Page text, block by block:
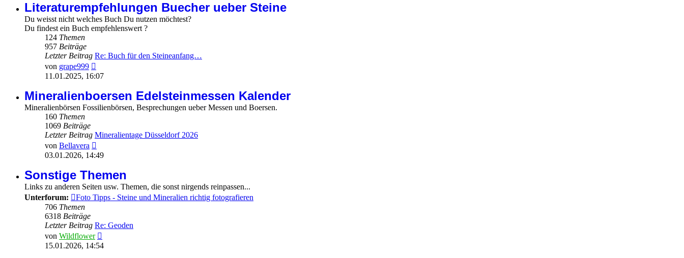
Literaturempfehlungen Buecher ueber Steine
Du weisst nicht welches Buch Du nutzen möchtest?
Du findest ein Buch empfehlenswert ?
124 Themen
957 Beiträge
Letzter Beitrag Re: Buch für den Steineanfang…
von grape999
Beitrag
11.01.2025, 16:07
Mineralienboersen Edelsteinmessen Kalender
Mineralienbörsen Fossilienbörsen, Besprechungen ueber Messen und Boersen.
160 Themen
1069 Beiträge
Letzter Beitrag Mineralientage Düsseldorf 2026
von Bellavera
Beitrag
03.01.2026, 14:49
Sonstige Themen
Links zu anderen Seiten usw. Themen, die sonst nirgends reinpassen...
Unterforum:
Foto Tipps - Steine und Mineralien richtig fotografieren
706 Themen
6318 Beiträge
Letzter Beitrag Re: Geoden
von Wildflower
Beitrag
15.01.2026, 14:54